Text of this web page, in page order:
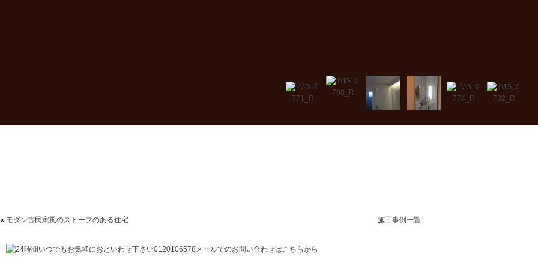
« モダン古民家風のストーブのある住宅 施工事例一覧